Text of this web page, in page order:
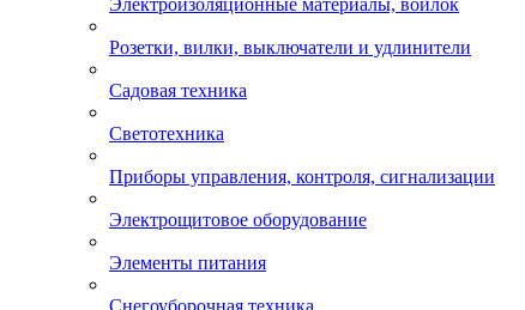
Электроизоляционные материалы, войлок
Розетки, вилки, выключатели и удлинители
Садовая техника
Светотехника
Приборы управления, контроля, сигнализации
Электрощитовое оборудование
Элементы питания
Снегоуборочная техника